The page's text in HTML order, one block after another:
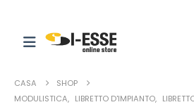
CASA
SHOP
MODULISTICA, LIBRETTO D'IMPIANTO,